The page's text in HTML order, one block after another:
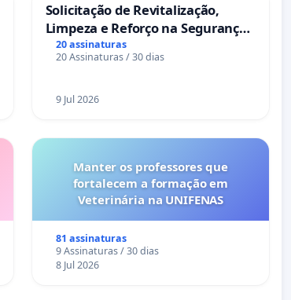
Solicitação de Revitalização,
Limpeza e Reforço na Segurança
das Praças da Rua Cachoeira das
Sete Ilhas
20 assinaturas
20 Assinaturas / 30 dias
9 Jul 2026
Manter os professores que
fortalecem a formação em
Veterinária na UNIFENAS
81 assinaturas
9 Assinaturas / 30 dias
8 Jul 2026